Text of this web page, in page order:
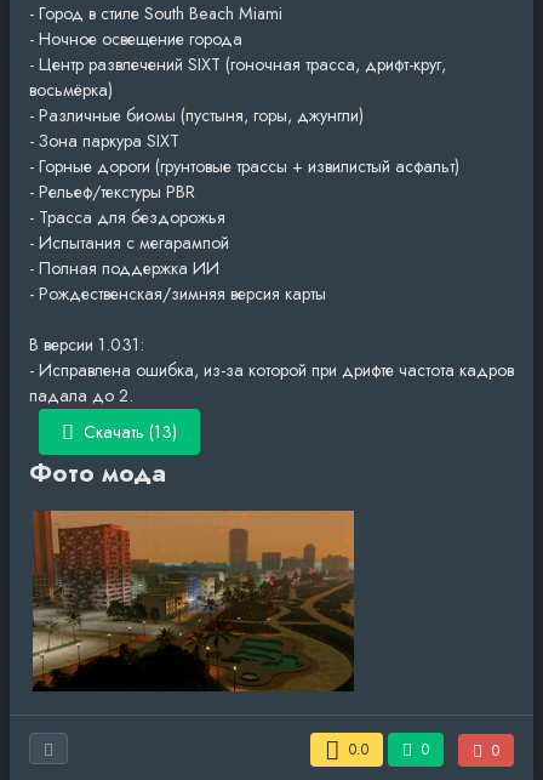
- Город в стиле South Beach Miami
- Ночное освещение города
- Центр развлечений SIXT (гоночная трасса, дрифт-круг,
восьмёрка)
- Различные биомы (пустыня, горы, джунгли)
- Зона паркура SIXT
- Горные дороги (грунтовые трассы + извилистый асфальт)
- Рельеф/текстуры PBR
- Трасса для бездорожья
- Испытания с мегарампой
- Полная поддержка ИИ
- Рождественская/зимняя версия карты
В версии 1.031:
- Исправлена ​​ошибка, из-за которой при дрифте частота кадров
падала до 2.
Скачать (13)
Фото мода
0.0 0 0